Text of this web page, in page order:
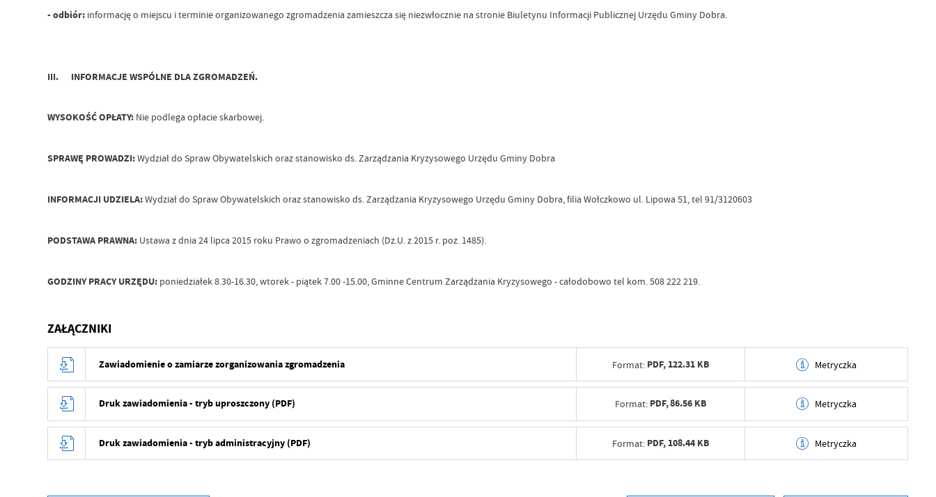
- odbiór: informację o miejscu i terminie organizowanego zgromadzenia zamieszcza się niezwłocznie na stronie Biuletynu Informacji Publicznej Urzędu Gminy Dobra.
III. INFORMACJE WSPÓLNE DLA ZGROMADZEŃ.
WYSOKOŚĆ OPŁATY: Nie podlega opłacie skarbowej.
SPRAWĘ PROWADZI:Wydział do Spraw Obywatelskich oraz stanowisko ds. Zarządzania Kryzysowego Urzędu Gminy Dobra
INFORMACJI UDZIELA:Wydział do Spraw Obywatelskich oraz stanowisko ds. Zarządzania Kryzysowego Urzędu Gminy Dobra, filia Wołczkowo ul. Lipowa 51, tel 91/3120603
PODSTAWA PRAWNA: Ustawa z dnia 24 lipca 2015 roku Prawo o zgromadzeniach (Dz.U. z 2015 r. poz. 1485).
GODZINY PRACY URZĘDU: poniedziałek 8.30-16.30, wtorek - piątek 7.00 -15.00, Gminne Centrum Zarządzania Kryzysowego - całodobowo tel kom. 508 222 219.
ZAŁĄCZNIKI
Zawiadomienie o zamiarze zorganizowania zgromadzenia Format: PDF, 122.31 KB Metryczka
2026-03-31 08:48:10
Wytworzył
Data opublikowania
Druk zawiadomienia - tryb uproszczony (PDF) Format: PDF,86.56 KB Metryczka
Wytworzył
Druk zawiadomienia - tryb administracyjny (PDF) Format: PDF, 108.44 KB Metryczka